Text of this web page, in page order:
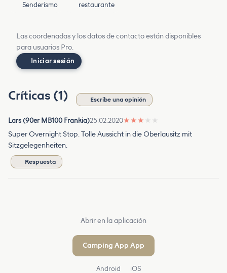
Senderismo restaurante
Las coordenadas y los datos de contacto están disponibles
para usuarios Pro.
Iniciar sesión
Críticas (1) Escribe una opinión
Lars (90er MB100 Frankia)25.02.2020★ ★ ★ ★ ★
Super Overnight Stop. Tolle Aussicht in die Oberlausitz mit
Sitzgelegenheiten.
Respuesta
Abrir en la aplicación
Camping App App
Android iOS